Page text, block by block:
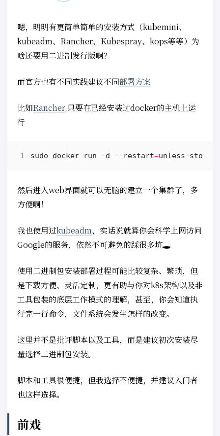
嗯，明明有更简单简单的安装方式（kubemini、
kubeadm、Rancher、Kubespray、kops等等）为
啥还要用二进制发行版啊？
而官方也有不同实践建议不同部署方案
比如Rancher,只要在已经安装过docker的主机上运
行
sudo docker run -d --restart=
然后进入web界面就可以无脑的建立一个集群了，多
方便啊！
我也使用过kubeadm，实话说就算你会科学上网访问
Google的服务，依然不可避免的踩很多坑🕳
使用二进制包安装部署过程可能比较复杂、繁琐，但
是下载方便、灵活定制，更有助与你对k8s架构以及非
工具包装的底层工作模式的理解，甚至，你会知道执
行完一行命令，文件系统会发生怎样的改变。
这里并不是批评脚本以及工具，而是建议初次安装尽
量选择二进制包安装。
脚本和工具很便捷，但我选择不便捷，并建议入门者
也这样选择。
前戏